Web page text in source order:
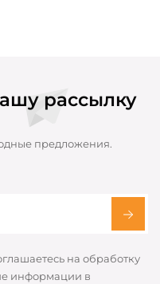
рассылку
предложения.
на обработку
информации в